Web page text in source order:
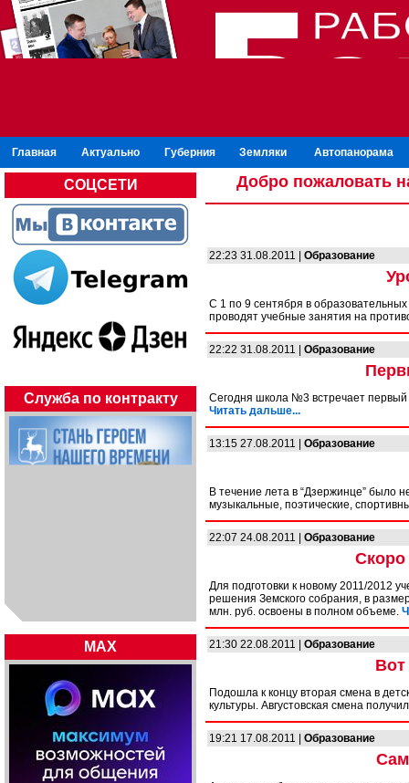
Главная Актуально Губерния Земляки Автопанорама
СОЦСЕТИ
Служба по контракту
MAX
Добро пожаловать
22:23 31.08.2011 | Образование
С 1 по 9 сентября в
проводят учебные занятия на
22:22 31.08.2011 | Образование
Сегодня школа №3 встречает
Читать дальше...
13:15 27.08.2011 | Образование
В течение лета в “Дзержинце” было
музыкальные, поэтические,
22:07 24.08.2011 | Образование
Скоро
Для подготовки к новому 2011/2012
решения Земского собрания, в
млн. руб. освоены в полном объеме.
21:30 22.08.2011 | Образование
Вот
Подошла к концу вторая смена в
культуры. Августовская смена
19:21 17.08.2011 | Образование